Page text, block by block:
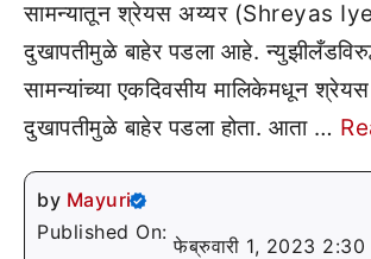
सामन्यातून श्रेयस अय्यर (Shreyas
दुखापतीमुळे बाहेर पडला आहे.
सामन्यांच्या एकदिवसीय मालिकेमधून श्रेयस
दुखापतीमुळे बाहेर पडला होता. आता …
by Mayuri
Published On:
फेब्रुवारी 1, 2023 2:30